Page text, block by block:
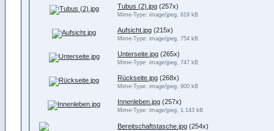
Tubus (2).jpg (257x)
Mime-Type: image/jpeg, 619 kB
Aufsicht.jpg (215x)
Mime-Type: image/jpeg, 754 kB
Unterseite.jpg (265x)
Mime-Type: image/jpeg, 747 kB
Rückseite.jpg (268x)
Mime-Type: image/jpeg, 900 kB
Innenleben.jpg (257x)
Mime-Type: image/jpeg, 1.143 kB
Bereitschaftstasche.jpg (254x)